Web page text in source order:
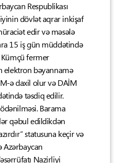
Respublikası
dövlət aqrar inkişaf
edir və məsələ
15 iş gün müddətində
fermer
elektron bəyannamə
ə daxil olur və DAİM
təsdiq edilir.
Barama
qəbul edildikdən
statusuna keçir və
Nazirliyi